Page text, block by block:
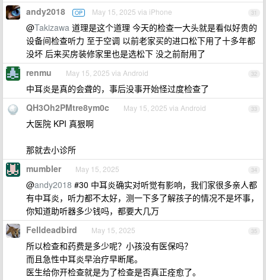
31
andy2018 OP May 15, 2025 via iPhone
@Takizawa 道理是这个道理 今天的检查一大头就是看似好贵的
设备间检查听力 至于空调 以前老家买的进口松下用了十多年都
没坏 后来买房装修家里也是选松下 没之前耐用了
32
renmu May 15, 2025 via Android
中耳炎是真的会聋的，事后没事开始怪过度检查了
33
QH3Oh2PMtre8ym0c May 15, 2025 via Android
大医院 KPI 真狠啊
那就去小诊所
34
mumbler May 15, 2025
@andy2018 #30 中耳炎确实对听觉有影响，我们家很多亲人都
有中耳炎，听力都不太好，测一下多了解孩子的情况不是坏事，
你知道助听器多少钱吗，都要大几万
35
Felldeadbird May 15, 2025
所以检查和药费是多少呢？小孩没有医保吗？
而且急性中耳炎早治疗早断尾。
医生给你开检查就是为了检查是否真正痊愈了。